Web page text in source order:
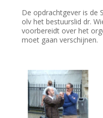
De opdrachtgever is de
olv het bestuurslid dr.
voorbereidt over het
moet gaan verschijnen.